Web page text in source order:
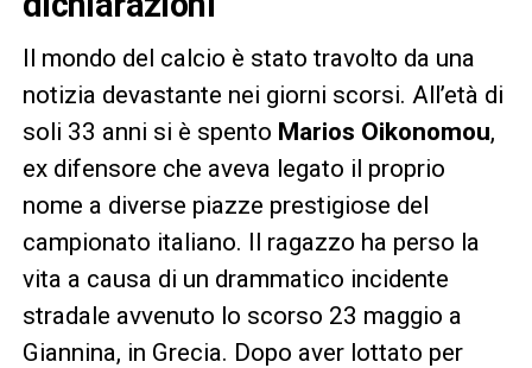
Il mondo del calcio è stato travolto da una
notizia devastante nei giorni scorsi. All’età di
soli 33 anni si è spento Marios Oikonomou,
ex difensore che aveva legato il proprio
nome a diverse piazze prestigiose del
campionato italiano. Il ragazzo ha perso la
vita a causa di un drammatico incidente
stradale avvenuto lo scorso 23 maggio a
Giannina, in Grecia. Dopo aver lottato per